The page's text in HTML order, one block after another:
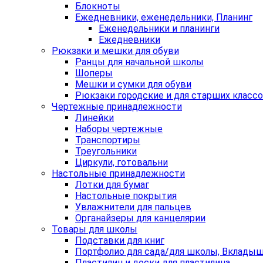
Блокноты
Ежедневники, еженедельники, Планинг
Еженедельники и планинги
Ежедневники
Рюкзаки и мешки для обуви
Ранцы для начальной школы
Шоперы
Мешки и сумки для обуви
Рюкзаки городские и для старших
Чертежные принадлежности
Линейки
Наборы чертежные
Транспортиры
Треугольники
Циркули, готовальни
Настольные принадлежности
Лотки для бумаг
Настольные покрытия
Увлажнители для пальцев
Органайзеры для канцелярии
Товары для школы
Подставки для книг
Портфолио для сада/для школы,